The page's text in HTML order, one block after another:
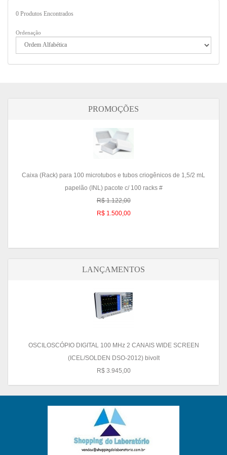
0 Produtos Encontrados
Ordenação
PROMOÇÕES
Caixa (Rack) para 100 microtubos e tubos criogênicos de 1,5/2 mL
papelão (INL) pacote c/ 100 racks #
R$ 1.122,00
R$ 1.500,00
LANÇAMENTOS
OSCILOSCÓPIO DIGITAL 100 MHz 2 CANAIS WIDE SCREEN
(ICEL/SOLDEN DSO-2012) bivolt
R$ 3.945,00